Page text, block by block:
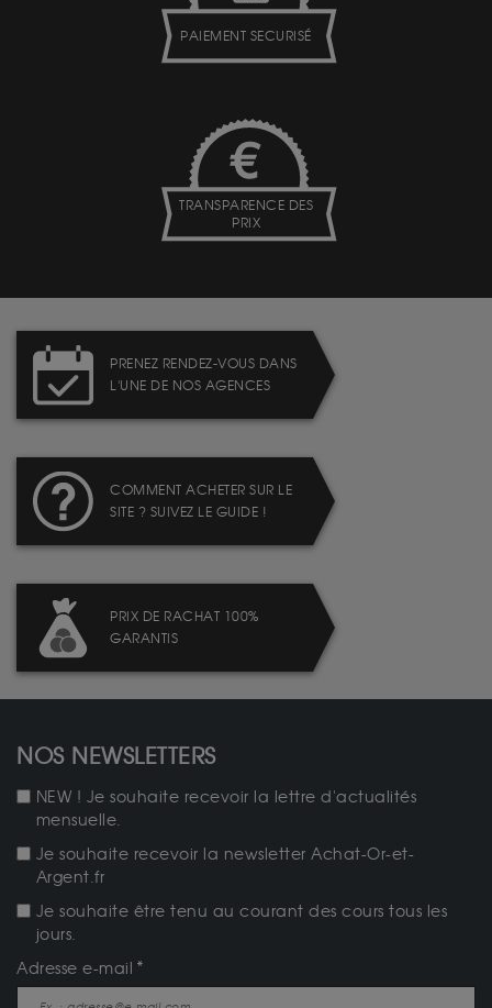
PAIEMENT SECURISÉ
TRANSPARENCE DES
PRIX
PRENEZ RENDEZ-VOUS DANS
L'UNE DE NOS AGENCES
COMMENT ACHETER SUR LE
SITE ? SUIVEZ LE GUIDE !
PRIX DE RACHAT 100%
GARANTIS
NOS NEWSLETTERS
NEW ! Je souhaite recevoir la lettre d'actualités
mensuelle.
Je souhaite recevoir la newsletter Achat-Or-et-
Argent.fr
Je souhaite être tenu au courant des cours tous les
jours.
Adresse e-mail